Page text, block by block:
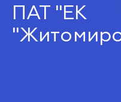
ПАТ "ЕК